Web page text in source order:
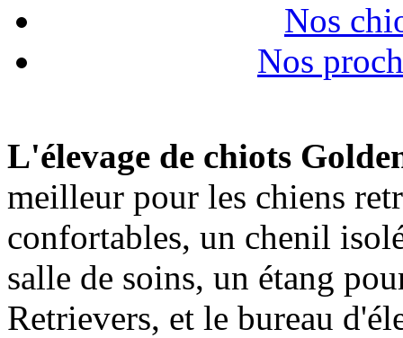
Nos
Nos
L'élevage de chiots
meilleur pour les chiens
confortables, un chenil
salle de soins, un étang
Retrievers, et le bureau